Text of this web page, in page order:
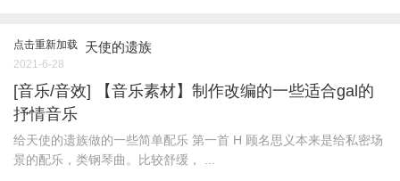
点击重新加载 天使的遗族
2021-6-28
[音乐/音效] 【音乐素材】制作改编的一些适合gal的
抒情音乐
给天使的遗族做的一些简单配乐 第一首 H 顾名思义本来是给私密场
景的配乐，类钢琴曲。比较舒缓， ...